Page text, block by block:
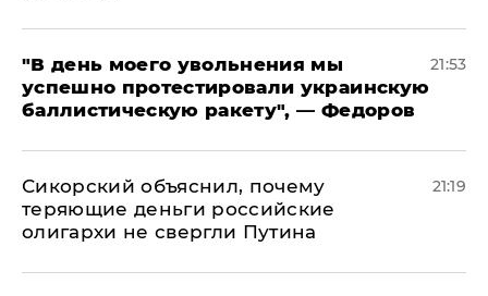
​"В день моего увольнения мы
успешно протестировали украинскую
баллистическую ракету", — Федоров
21:53
Сикорский объяснил, почему
теряющие деньги российские
олигархи не свергли Путина
21:19